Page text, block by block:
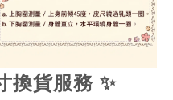
換貨服務 ✨